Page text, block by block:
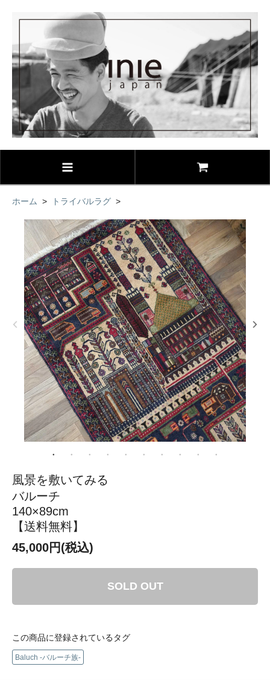
ホーム > トライバルラグ >
風景を敷いてみる
バルーチ
140×89cm
【送料無料】
45,000円(税込)
SOLD OUT
この商品に登録されているタグ
Baluch -バルーチ族-